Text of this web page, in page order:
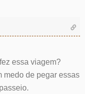
essa viagem?
medo de pegar essas